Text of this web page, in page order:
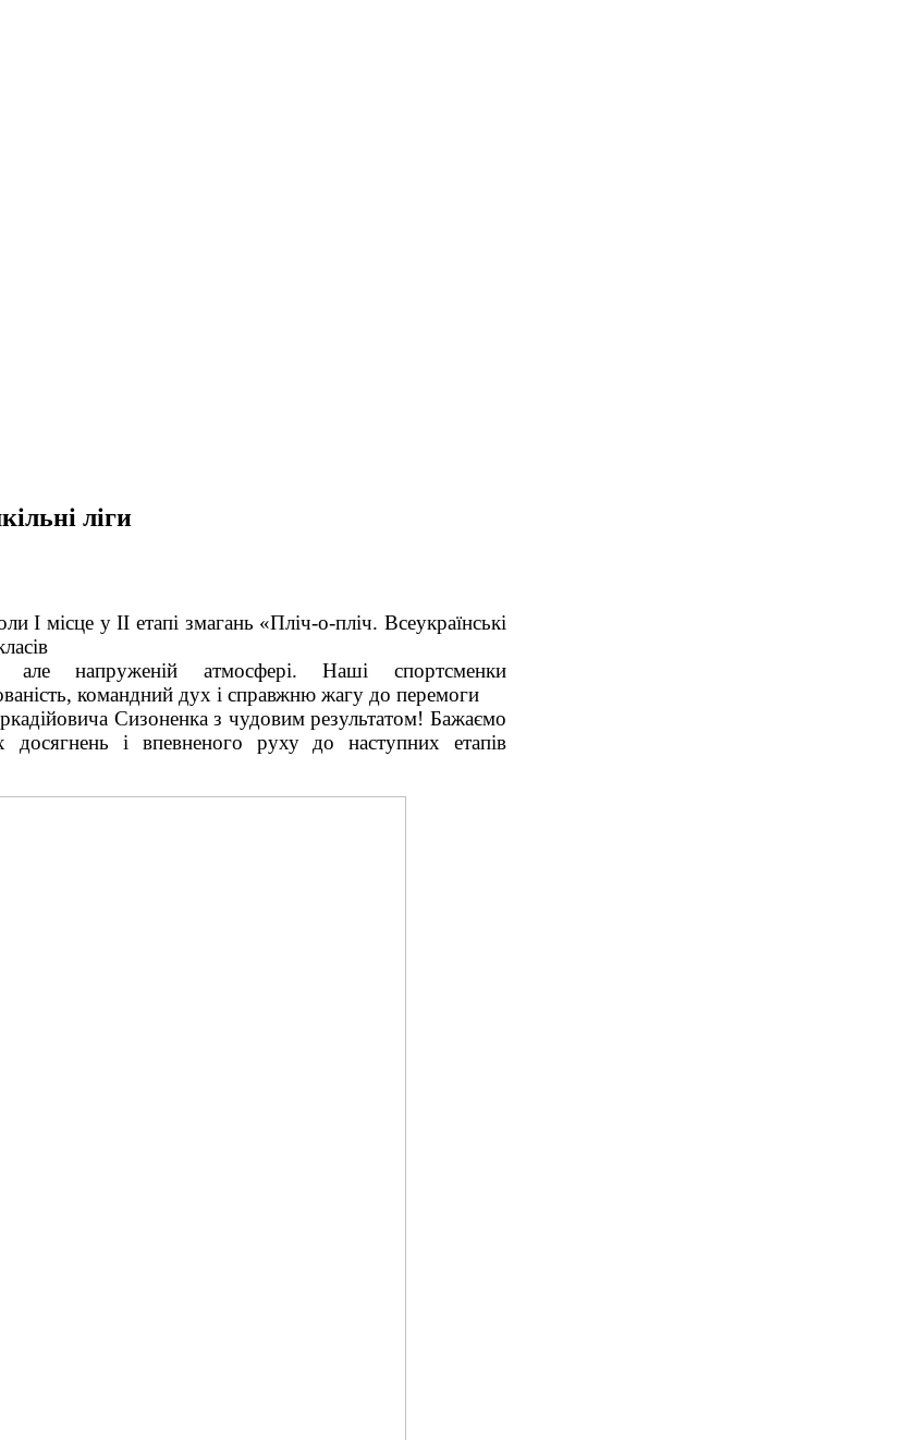
ліги
І місце у ІІ етапі змагань «Пліч-о-пліч. Всеукраїнські
напруженій атмосфері. Наші спортсменки
командний дух і справжню жагу до перемоги
Сизоненка з чудовим результатом! Бажаємо
досягнень і впевненого руху до наступних етапів